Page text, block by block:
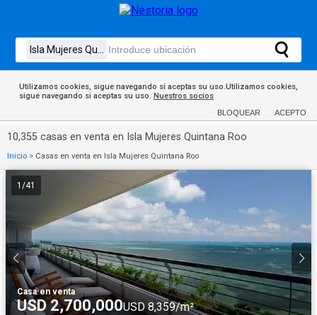
Utilizamos cookies, sigue navegando si aceptas su uso.Utilizamos cookies,
sigue navegando si aceptas su uso. Nuestros socios
BLOQUEAR ACEPTO
10,355 casas en venta en Isla Mujeres Quintana Roo
Inicio > Casas en venta en Isla Mujeres Quintana Roo
1 /41
Casa·en venta
USD 2,700,000USD 8,359/m²